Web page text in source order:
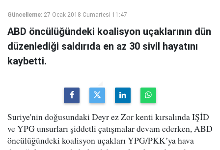
Güncelleme: 27 Ocak 2018 Cumartesi 11:47
ABD öncülüğündeki koalisyon uçaklarının dün
düzenlediği saldırıda en az 30 sivil hayatını
kaybetti.
Suriye'nin doğusundaki Deyr ez Zor kenti kırsalında IŞİD
ve YPG unsurları şiddetli çatışmalar devam ederken, ABD
öncülüğündeki koalisyon uçakları YPG/PKK’ya hava